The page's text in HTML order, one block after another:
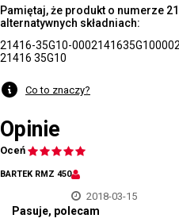
Pamiętaj, że produkt o numerze
alternatywnych składniach:
21416-35G10-0002141635G10000
21416 35G10
Co to znaczy?
Opinie
Oceń
BARTEK RMZ 450
2018-03-15
Pasuje, polecam